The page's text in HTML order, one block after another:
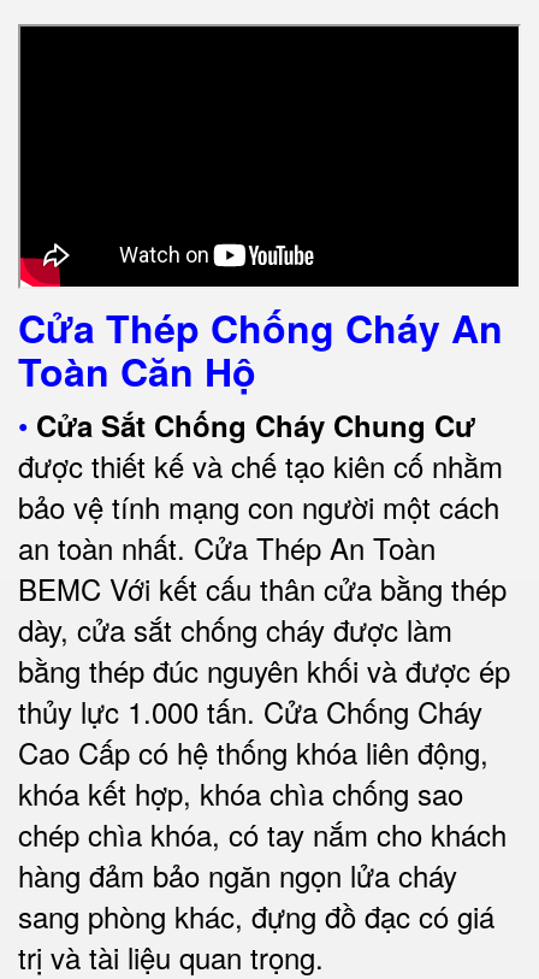
Cửa Thép Chống Cháy An
Toàn Căn Hộ
• Cửa Sắt Chống Cháy Chung Cư
được thiết kế và chế tạo kiên cố nhằm
bảo vệ tính mạng con người một cách
an toàn nhất. Cửa Thép An Toàn
BEMC Với kết cấu thân cửa bằng thép
dày, cửa sắt chống cháy được làm
bằng thép đúc nguyên khối và được ép
thủy lực 1.000 tấn. Cửa Chống Cháy
Cao Cấp có hệ thống khóa liên động,
khóa kết hợp, khóa chìa chống sao
chép chìa khóa, có tay nắm cho khách
hàng đảm bảo ngăn ngọn lửa cháy
sang phòng khác, đựng đồ đạc có giá
trị và tài liệu quan trọng.